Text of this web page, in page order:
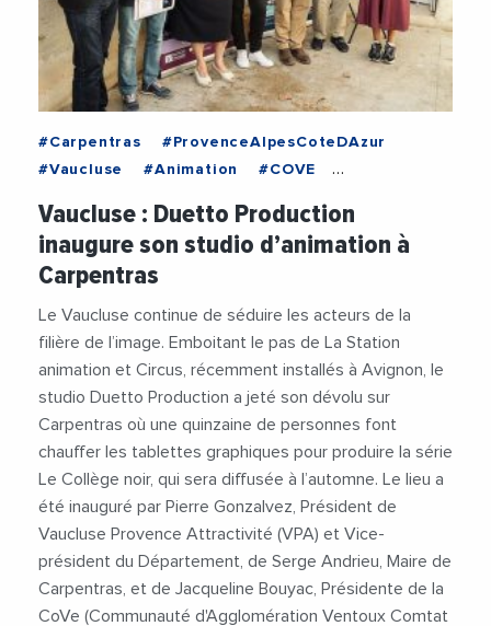
#Carpentras
#ProvenceAlpesCoteDAzur
#Vaucluse
#Animation
#COVE
#Graphisme
#JacquelineBouyac
#PierreGonzalvez
#RegionSudProvenceAlpesCoteDAzur
Vaucluse : Duetto Production
inaugure son studio d’animation à
Carpentras
Le Vaucluse continue de séduire les acteurs de la
filière de l’image. Emboitant le pas de La Station
animation et Circus, récemment installés à Avignon, le
studio Duetto Production a jeté son dévolu sur
Carpentras où une quinzaine de personnes font
chauffer les tablettes graphiques pour produire la série
Le Collège noir, qui sera diffusée à l’automne. Le lieu a
été inauguré par Pierre Gonzalvez, Président de
Vaucluse Provence Attractivité (VPA) et Vice-
président du Département, de Serge Andrieu, Maire de
Carpentras, et de Jacqueline Bouyac, Présidente de la
CoVe (Communauté d'Agglomération Ventoux Comtat